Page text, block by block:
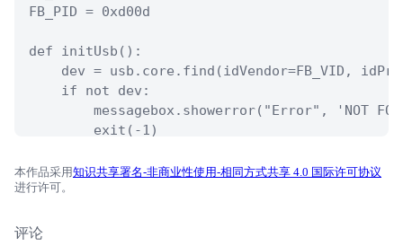
FB_PID = 0xd00d
def initUsb():
dev = usb.core.find(idVendor=FB_VID,
    if not dev:
messagebox.showerror("Error", 'NOT
        exit(-1)
    usb.util.claim_interface(dev, intf)
messagebox.showinfo("Info", 'Init phone:
本作品采用知识共享署名-非商业性使用-相同方式共享 4.0 国际许可协议
进行许可。
评论